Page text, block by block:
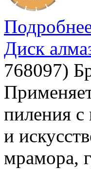
Диск
768097)
пиления
и
мрамора,